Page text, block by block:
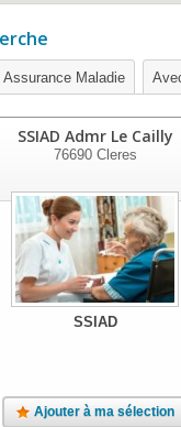
Assurance Maladie
SSIAD Admr Le Cailly
76690Cleres
SSIAD
Ajouter à ma sélection